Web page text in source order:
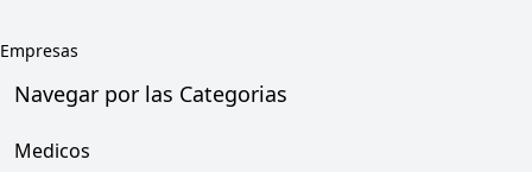
Empresas
Navegar por las Categorias
Medicos